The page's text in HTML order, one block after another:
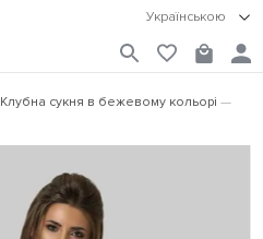
Українською
Клубна сукня в бежевому кольорі